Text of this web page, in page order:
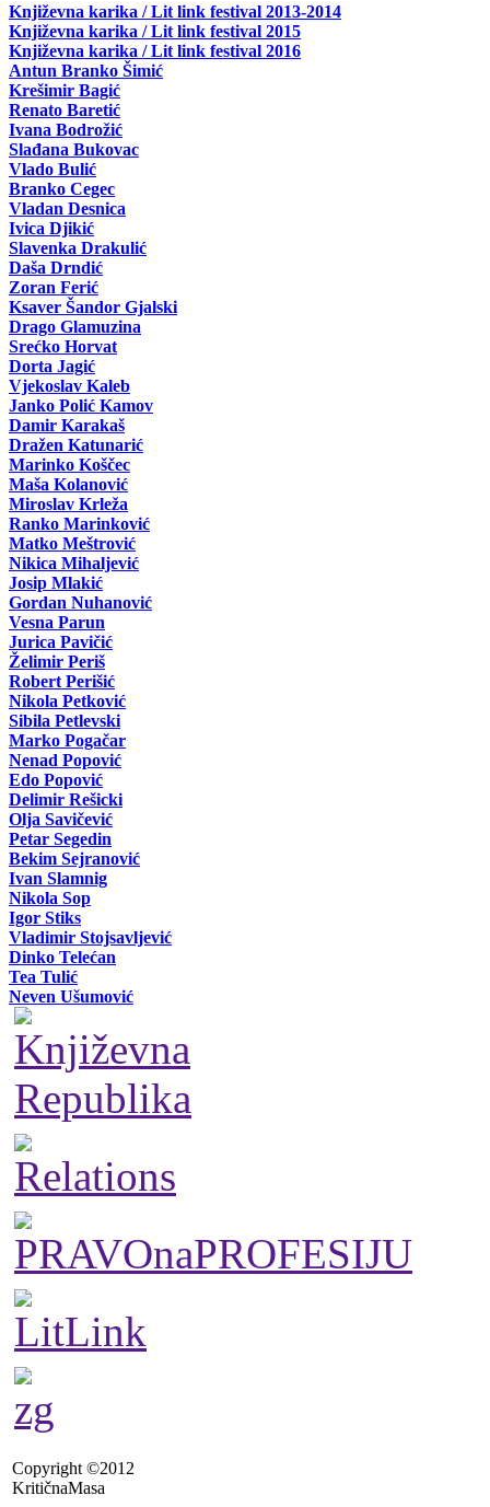
Književna karika / Lit link festival 2013-2014
Književna karika / Lit link festival 2015
Književna karika / Lit link festival 2016
Antun Branko Šimić
Krešimir Bagić
Renato Baretić
Ivana Bodrožić
Slađana Bukovac
Vlado Bulić
Branko Cegec
Vladan Desnica
Ivica Djikić
Slavenka Drakulić
Daša Drndić
Zoran Ferić
Ksaver Šandor Gjalski
Drago Glamuzina
Srećko Horvat
Dorta Jagić
Vjekoslav Kaleb
Janko Polić Kamov
Damir Karakaš
Dražen Katunarić
Marinko Koščec
Maša Kolanović
Miroslav Krleža
Ranko Marinković
Matko Meštrović
Nikica Mihaljević
Josip Mlakić
Gordan Nuhanović
Vesna Parun
Jurica Pavičić
Želimir Periš
Robert Perišić
Nikola Petković
Sibila Petlevski
Marko Pogačar
Nenad Popović
Edo Popović
Delimir Rešicki
Olja Savičević
Petar Segedin
Bekim Sejranović
Ivan Slamnig
Nikola Sop
Igor Stiks
Vladimir Stojsavljević
Dinko Telećan
Tea Tulić
Neven Ušumović
Copyright ©2012
KritičnaMasa